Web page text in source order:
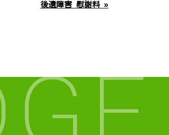
後遺障害 慰謝料 »